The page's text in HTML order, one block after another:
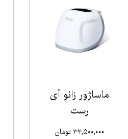
ماساژور زانو آی
رست
۳۲,۵۰۰,۰۰۰ تومان